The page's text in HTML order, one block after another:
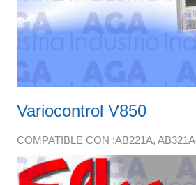
Variocontrol V850
COMPATIBLE CON :AB221A,